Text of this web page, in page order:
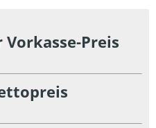
Vorkasse-Preis